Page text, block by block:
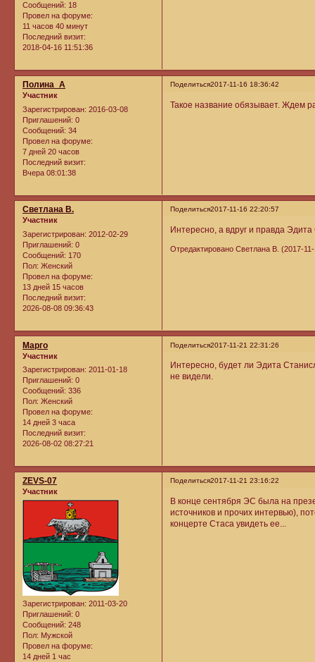
Сообщений: 18
Провел на форуме:
11 часов 40 минут
Последний визит:
2018-04-16 11:51:36
Поделиться2017-11-16 18:36:42
Полина_А
Участник
Зарегистрирован: 2016-03-08
Приглашений: 0
Сообщений: 34
Провел на форуме:
7 дней 20 часов
Последний визит:
Вчера 08:01:38
Такое название обязывает. Ждем
Поделиться2017-11-16 22:20:57
Светлана В.
Участник
Зарегистрирован: 2012-02-29
Приглашений: 0
Сообщений: 170
Пол: Женский
Провел на форуме:
13 дней 15 часов
Последний визит:
2026-08-08 09:36:43
Интересно, а вдруг и правда
Отредактировано Светлана В. (2017-
Поделиться2017-11-21 22:31:26
Марго
Участник
Зарегистрирован: 2011-01-18
Приглашений: 0
Сообщений: 336
Пол: Женский
Провел на форуме:
14 дней 3 часа
Последний визит:
2026-08-02 08:27:21
Интересно, будет ли Эдита
не видели.
Поделиться2017-11-21 23:16:22
ZEVS-07
Участник
Зарегистрирован: 2011-03-20
Приглашений: 0
Сообщений: 248
Пол: Мужской
Провел на форуме:
14 дней 1 час
В конце сентября ЭС была на
источников и прочих интервью),
концерте Стаса увидеть ее...